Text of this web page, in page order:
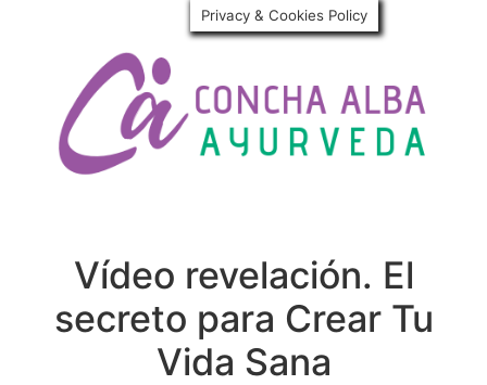
Vídeo revelación. El
secreto para Crear Tu
Vida Sana
Privacy & Cookies Policy